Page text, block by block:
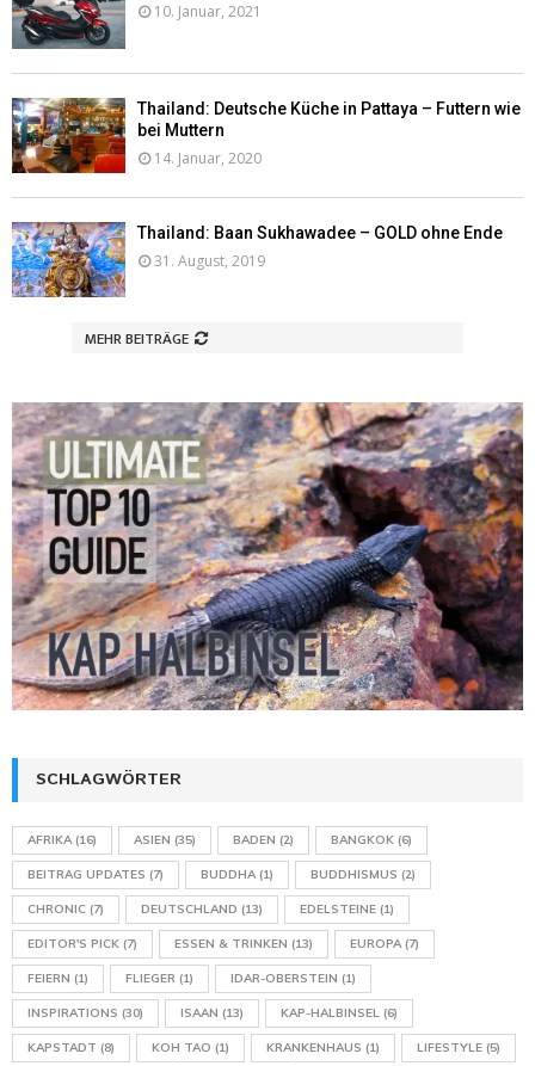
10. Januar, 2021
Thailand: Deutsche Küche in Pattaya – Futtern wie
bei Muttern
14. Januar, 2020
Thailand: Baan Sukhawadee – GOLD ohne Ende
31. August, 2019
MEHR BEITRÄGE
SCHLAGWÖRTER
AFRIKA(16) ASIEN (35) BADEN (2) BANGKOK (6)
BEITRAG UPDATES (7) BUDDHA(1) BUDDHISMUS (2)
CHRONIC (7) DEUTSCHLAND (13) EDELSTEINE (1)
EDITOR'S PICK (7) ESSEN & TRINKEN (13) EUROPA(7)
FEIERN (1) FLIEGER (1) IDAR-OBERSTEIN (1)
INSPIRATIONS (30) ISAAN (13) KAP-HALBINSEL (6)
KAPSTADT (8) KOH TAO (1) KRANKENHAUS (1) LIFESTYLE (5)